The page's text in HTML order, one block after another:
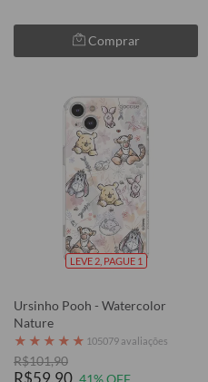
Comprar
LEVE 2, PAGUE 1
Ursinho Pooh - Watercolor
Nature
★ ★ ★ ★ ★ 105079 avaliações
R$101,90
R$59,90 41% OFF